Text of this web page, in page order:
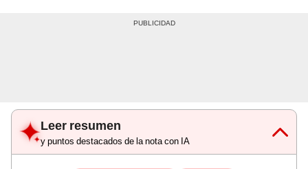
Leer resumen
y puntos destacados de la nota con IA